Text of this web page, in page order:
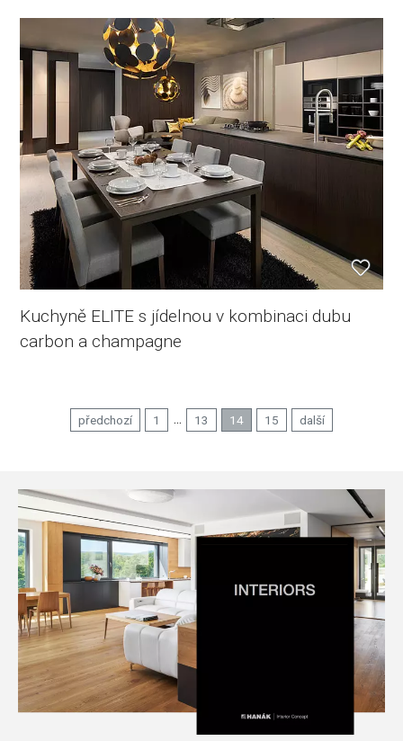
Kuchyně ELITE s jídelnou v kombinaci dubu
carbon a champagne
předchozí 1 ... 13 14 15 další